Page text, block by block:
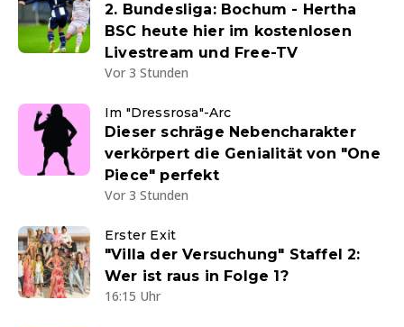
2. Bundesliga: Bochum - Hertha
BSC heute hier im kostenlosen
Livestream und Free-TV
Vor 3 Stunden
Im "Dressrosa"-Arc
Dieser schräge Nebencharakter
verkörpert die Genialität von "One
Piece" perfekt
Vor 3 Stunden
Erster Exit
"Villa der Versuchung" Staffel 2:
Wer ist raus in Folge 1?
16:15 Uhr